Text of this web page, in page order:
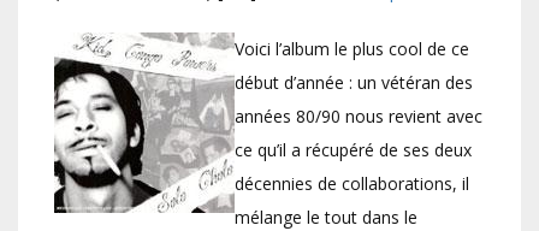
Voici l’album le plus cool de ce
début d’année : un vétéran des
années 80/90 nous revient avec
ce qu’il a récupéré de ses deux
décennies de collaborations, il
mélange le tout dans le